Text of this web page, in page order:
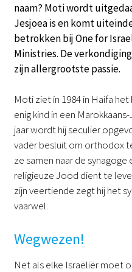
naam? Moti wordt
Jesjoea is en komt
betrokken bij One for
Ministries. De
zijn allergrootste passie.
Moti ziet in 1984 in Haifa
enig kind in een
jaar wordt hij seculier
vader besluit om orthodox
ze samen naar de
religieuze Jood dient te
zijn veertiende zegt hij het
vaarwel.
Wegwezen!
Net als elke Israëliër moet